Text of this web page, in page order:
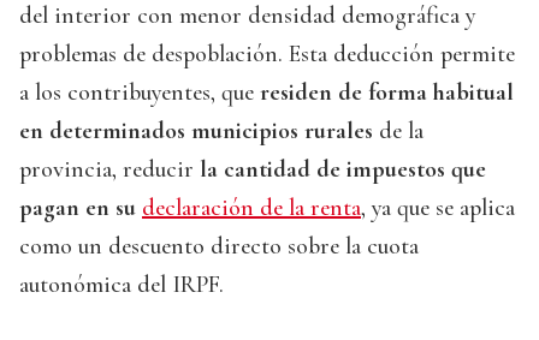
del interior con menor densidad demográfica y
problemas de despoblación. Esta deducción permite
a los contribuyentes, que residen de forma habitual
en determinados municipios rurales de la
provincia, reducir la cantidad de impuestos que
pagan en su declaración de la renta, ya que se aplica
como un descuento directo sobre la cuota
autonómica del IRPF.